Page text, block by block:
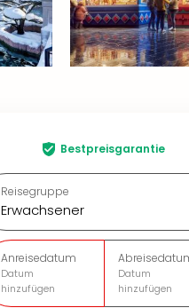
Bestpreisgarantie
Reisegruppe
Erwachsener
Anreisedatum
Datum
hinzufügen
Datum
hinzufügen